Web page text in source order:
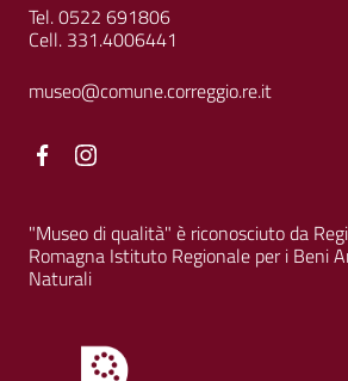
Tel. 0522 691806
Cell. 331.4006441
museo@comune.correggio.re.it
Facebook
"Museo di qualità" è riconosciuto da
Romagna Istituto Regionale per i Beni
Naturali